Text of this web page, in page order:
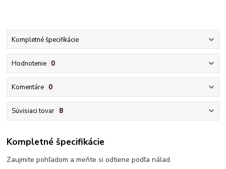
Kompletné špecifikácie
Hodnotenie 0
Komentáre 0
Súvisiaci tovar 8
Kompletné špecifikácie
Zaujmite pohľadom a meňte si odtiene podľa nálad.